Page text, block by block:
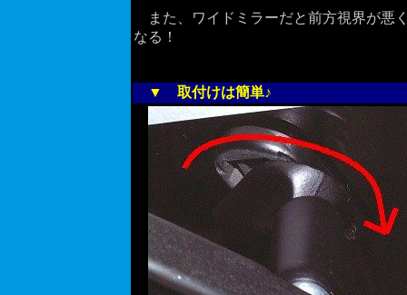
また、ワイドミラーだと前方視界が悪
なる！
▼ 取付けは簡単♪